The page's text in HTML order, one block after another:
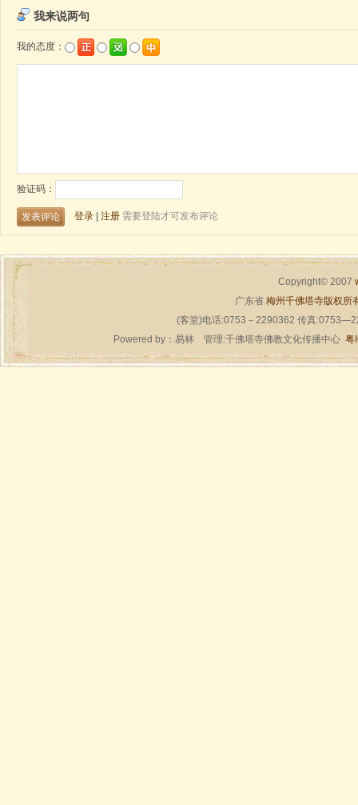
Copyright© 2007
广东省 梅州千佛塔寺版权所
(客堂)电话:0753－2290362 传真
Powered by： 易林管理:千佛塔寺佛教文化传播中心 粤